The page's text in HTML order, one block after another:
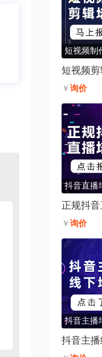
短视频制
短视频
￥询价
抖音直播
正规抖音
￥询价
抖音主播
抖音主